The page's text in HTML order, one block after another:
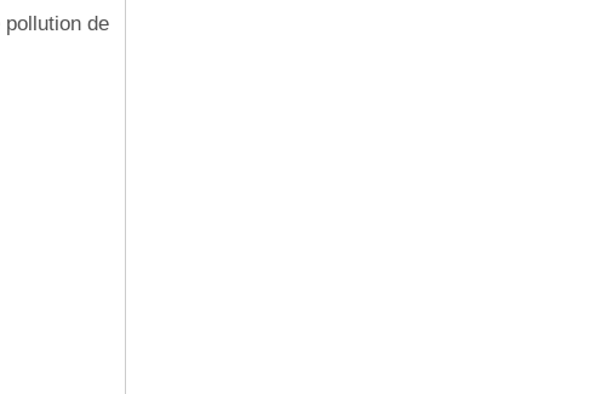
de